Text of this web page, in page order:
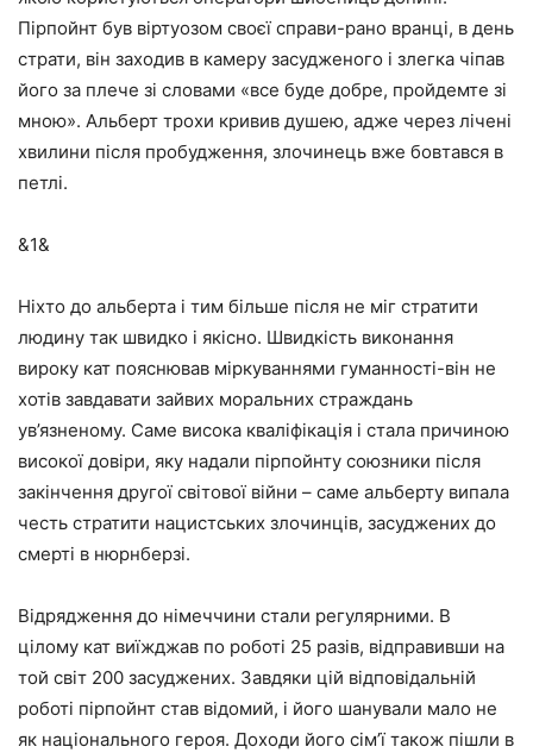
Пірпойнт був віртуозом своєї справи-рано вранці, в день
страти, він заходив в камеру засудженого і злегка чіпав
його за плече зі словами «все буде добре, пройдемте зі
мною». Альберт трохи кривив душею, адже через лічені
хвилини після пробудження, злочинець вже бовтався в
петлі.
&1&
Ніхто до альберта і тим більше після не міг стратити
людину так швидко і якісно. Швидкість виконання
вироку кат пояснював міркуваннями гуманності-він не
хотів завдавати зайвих моральних страждань
ув’язненому. Саме висока кваліфікація і стала причиною
високої довіри, яку надали пірпойнту союзники після
закінчення другої світової війни – саме альберту випала
честь стратити нацистських злочинців, засуджених до
смерті в нюрнберзі.
Відрядження до німеччини стали регулярними. В
цілому кат виїжджав по роботі 25 разів, відправивши на
той світ 200 засуджених. Завдяки цій відповідальній
роботі пірпойнт став відомий, і його шанували мало не
як національного героя. Доходи його сім’ї також пішли в